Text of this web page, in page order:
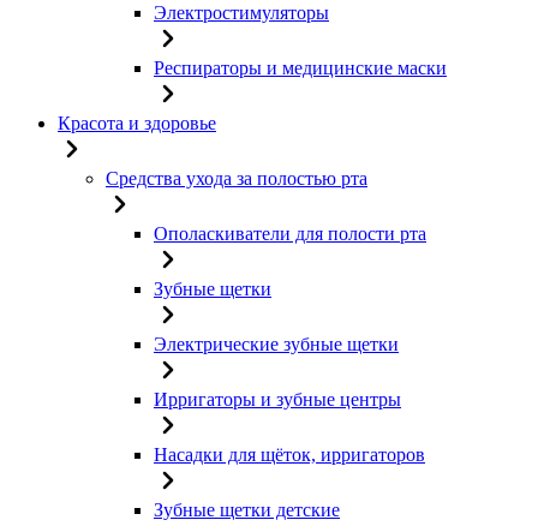
Электростимуляторы
Респираторы и медицинские маски
Красота и здоровье
Средства ухода за полостью рта
Ополаскиватели для полости рта
Зубные щетки
Электрические зубные щетки
Ирригаторы и зубные центры
Насадки для щёток, ирригаторов
Зубные щетки детские